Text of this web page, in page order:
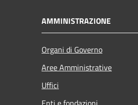
AMMINISTRAZIONE
Organi di Governo
Aree Amministrative
Uffici